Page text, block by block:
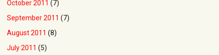
October 2011 (7)
September 2011 (7)
August 2011 (8)
July 2011 (5)